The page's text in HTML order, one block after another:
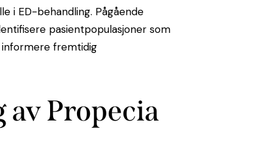
i ED-behandling. Pågående
pasientpopulasjoner som
informere fremtidig
Propecia